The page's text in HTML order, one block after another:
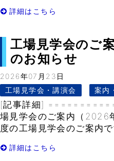
詳細はこちら
工場見学会のご
のお知らせ
2026年07月23日
工場見学会・講演会
案内
[記事詳細]
場見学会のご案内（2026
度の工場見学会のご案内
詳細はこちら